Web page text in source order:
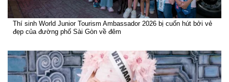
Thí sinh World Junior Tourism Ambassador 2026 bị cuốn hút bởi vẻ
đẹp của đường phố Sài Gòn về đêm